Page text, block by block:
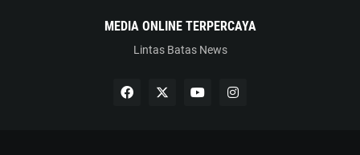
MEDIA ONLINE TERPERCAYA
Lintas Batas News